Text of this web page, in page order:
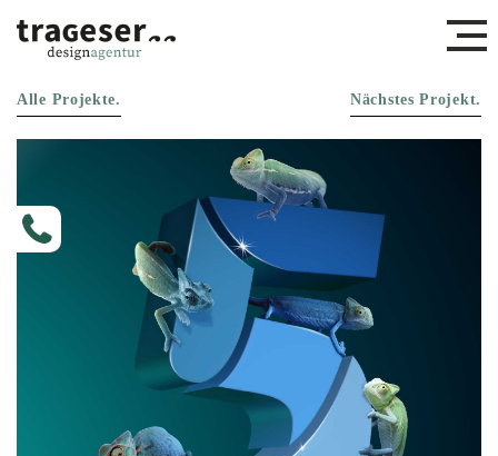

Alle Projekte. Nächstes Projekt.